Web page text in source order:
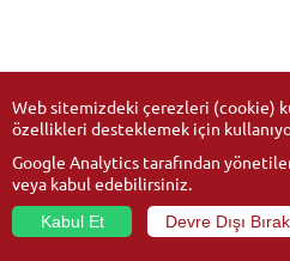
Web sitemizdeki çerezleri (cookie)
özellikleri desteklemek için
Google Analytics tarafından
veya kabul edebilirsiniz.
Kabul Et
Devre Dışı Bırak
© 2026Anadolu